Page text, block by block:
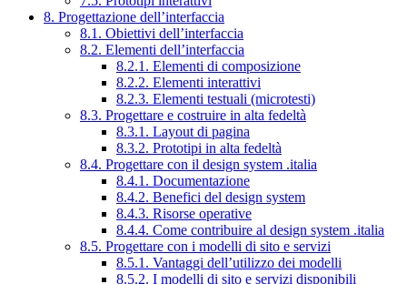
8. Progettazione dell’interfaccia
8.1. Obiettivi dell’interfaccia
8.2. Elementi dell’interfaccia
8.2.1. Elementi di composizione
8.2.2. Elementi interattivi
8.2.3. Elementi testuali (microtesti)
8.3. Progettare e costruire in alta fedeltà
8.3.1. Layout di pagina
8.3.2. Prototipi in alta fedeltà
8.4. Progettare con il design system .italia
8.4.1. Documentazione
8.4.2. Benefici del design system
8.4.3. Risorse operative
8.4.4. Come contribuire al design system .italia
8.5. Progettare con i modelli di sito e servizi
8.5.1. Vantaggi dell’utilizzo dei modelli
8.5.2. I modelli di sito e servizi disponibili